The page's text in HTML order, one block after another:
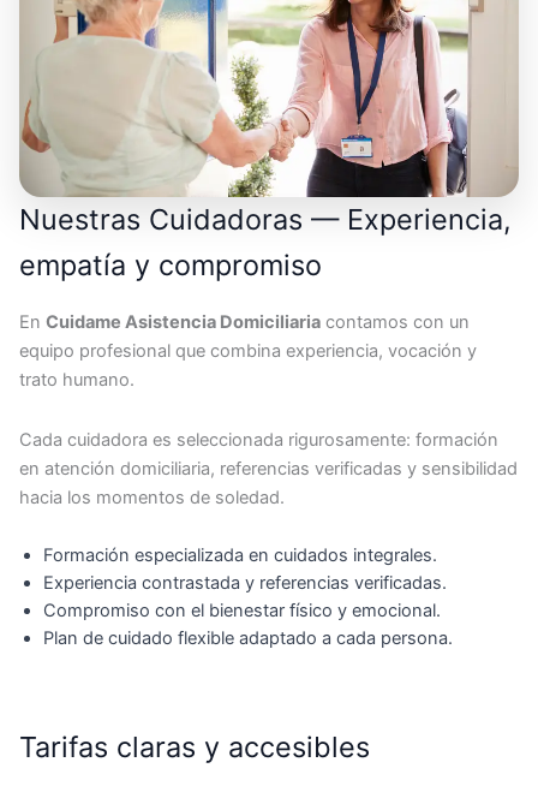
Nuestras Cuidadoras — Experiencia,
empatía y compromiso
En Cuidame Asistencia Domiciliaria contamos con un
equipo profesional que combina experiencia, vocación y
trato humano.
Cada cuidadora es seleccionada rigurosamente: formación
en atención domiciliaria, referencias verificadas y sensibilidad
hacia los momentos de soledad.
Formación especializada en cuidados integrales.
Experiencia contrastada y referencias verificadas.
Compromiso con el bienestar físico y emocional.
Plan de cuidado flexible adaptado a cada persona.
Tarifas claras y accesibles